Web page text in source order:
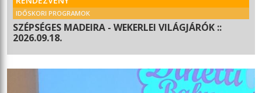
IDŐSKORI PROGRAMOK
SZÉPSÉGES MADEIRA - WEKERLEI VILÁGJÁRÓK ::
2026.09.18.